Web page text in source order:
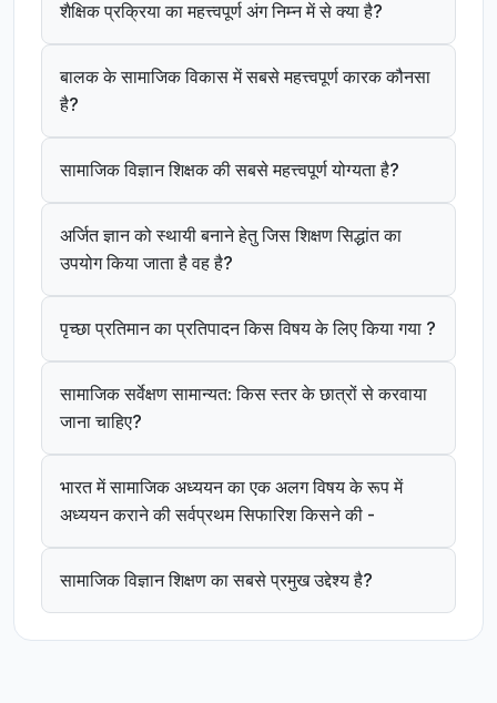
शैक्षिक प्रक्रिया का महत्त्वपूर्ण अंग निम्न में से क्या है?
बालक के सामाजिक विकास में सबसे महत्त्वपूर्ण कारक कौनसा
है?
सामाजिक विज्ञान शिक्षक की सबसे महत्त्वपूर्ण योग्यता है?
अर्जित ज्ञान को स्थायी बनाने हेतु जिस शिक्षण सिद्धांत का
उपयोग किया जाता है वह है?
पृच्छा प्रतिमान का प्रतिपादन किस विषय के लिए किया गया ?
सामाजिक सर्वेक्षण सामान्यत: किस स्तर के छात्रों से करवाया
जाना चाहिए?
भारत में सामाजिक अध्ययन का एक अलग विषय के रूप में
अध्ययन कराने की सर्वप्रथम सिफारिश किसने की -
सामाजिक विज्ञान शिक्षण का सबसे प्रमुख उद्देश्य है?